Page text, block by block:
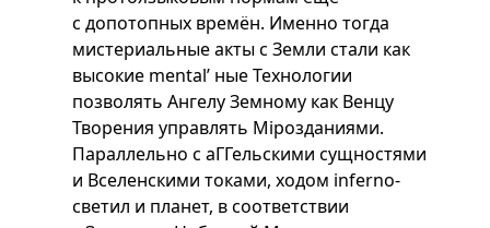
с допотопных времён. Именно тогда
мистериальные акты с Земли стали как
высокие mental’ ные Технологии
позволять Ангелу Земному как Венцу
Творения управлять Мiрозданиями.
Параллельно с аГГельскими сущностями
и Вселенскими токами, ходом inferno-
светил и планет, в соответствии